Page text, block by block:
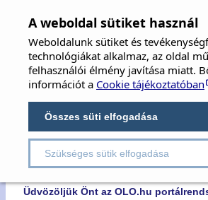
MFOE
MAGYAR FÜL-, ORR-, GÉGE
NYAKSEBÉSZ ORVOSOK
Hungarian Society of Oto-
Head & Neck
Kedves Látogatónk!
Üdvözöljük Önt az OLO.hu
A weboldal sütiket használ
Weboldalunk sütiket és
technológiákat alkalmaz, az oldal
felhasználói élmény javítása miatt.
információt a Cookie tájékoztatóban
Összes süti elfogadása
Szükséges sütik elfogadása